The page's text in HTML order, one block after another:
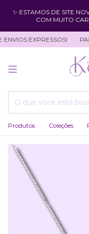
✨ ESTAMOS DE SITE
COM MUITO
EXPRESSOS!
Produtos Coleções